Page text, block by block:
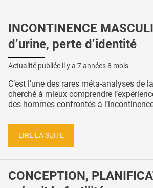
INCONTINENCE
d’urine, perte d’identité
Actualité publiée il y a 7 années 8 mois
C’est l’une des rares méta-analyses de
cherché à mieux comprendre
des hommes confrontés à
LIRE LA SUITE
CONCEPTION,